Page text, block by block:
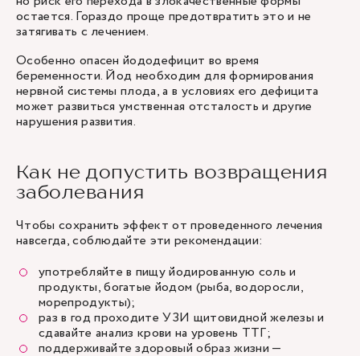
остается. Гораздо проще предотвратить это и не
затягивать с лечением.
Особенно опасен йододефицит во время
беременности. Йод необходим для формирования
нервной системы плода, а в условиях его дефицита
может развиться умственная отсталость и другие
нарушения развития.
Как не допустить возвращения
заболевания
Чтобы сохранить эффект от проведенного лечения
навсегда, соблюдайте эти рекомендации:
употребляйте в пищу йодированную соль и
продукты, богатые йодом (рыба, водоросли,
морепродукты);
раз в год проходите УЗИ щитовидной железы и
сдавайте анализ крови на уровень ТТГ;
поддерживайте здоровый образ жизни —